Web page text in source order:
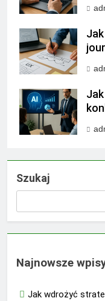
Szukaj
Najnowsze
Jak wdrożyć